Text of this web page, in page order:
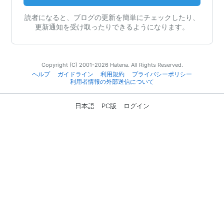
読者になると、ブログの更新を簡単にチェックしたり、
更新通知を受け取ったりできるようになります。
Copyright (C) 2001-2026 Hatena. All Rights Reserved.
ヘルプ
ガイドライン 利用規約
プライバシーポリシー
利用者情報の外部送信について
日本語 PC版 ログイン